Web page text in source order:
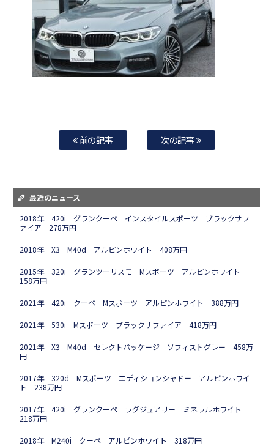
前の記事 次の記事
最近のニュース
2018年 420i グランクーペ インスタイルスポーツ ブラックサフ
ァイア 278万円
2018年 X3 M40d アルピンホワイト 408万円
2015年 320i グランツーリスモ Mスポーツ アルピンホワイト
158万円
2021年 420i クーペ Mスポーツ アルピンホワイト 388万円
2021年 530i Mスポーツ ブラックサファイア 418万円
2021年 X3 M40d セレクトパッケージ ソフィストグレー 458万
円
2017年 320d Mスポーツ エディションシャドー アルピンホワイ
ト 238万円
2017年 420i グランクーペ ラグジュアリー ミネラルホワイト
218万円
2018年 M240i クーペ アルピンホワイト 318万円